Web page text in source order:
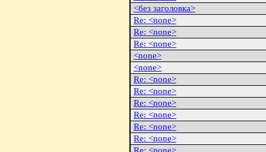
<без заголовка>
Re: <none>
Re: <none>
Re: <none>
<none>
<none>
Re: <none>
Re: <none>
Re: <none>
Re: <none>
Re: <none>
Re: <none>